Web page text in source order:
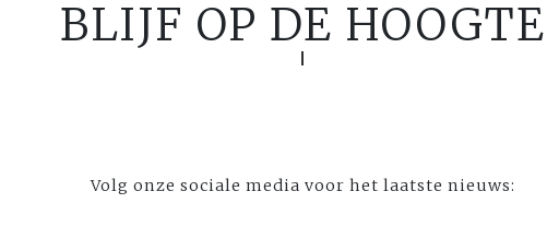
BLIJF OP DE HOOGTE
Volg onze sociale media voor het laatste nieuws: